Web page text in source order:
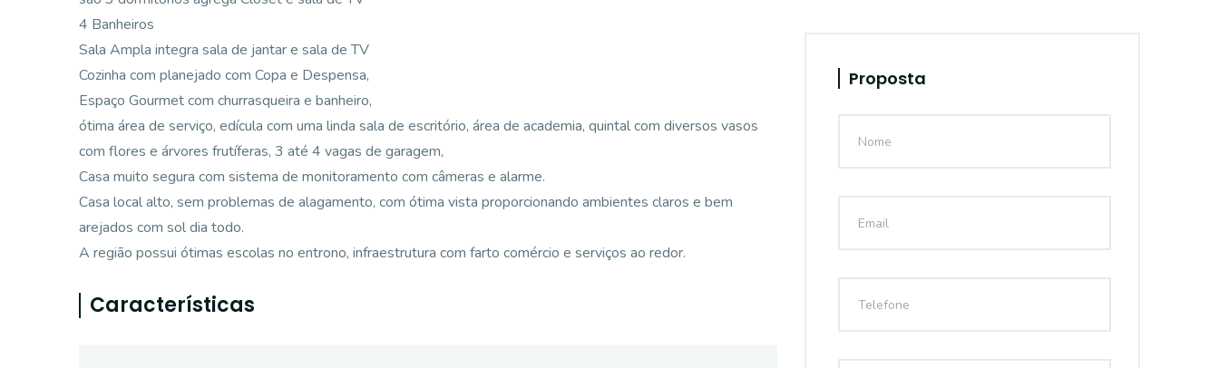
4 Banheiros
Sala Ampla integra sala de jantar e sala de TV
Cozinha com planejado com Copa e Despensa,
Espaço Gourmet com churrasqueira e banheiro,
ótima área de serviço, edícula com uma linda sala de escritório, área de academia, quintal com diversos vasos
com flores e árvores frutíferas, 3 até 4 vagas de garagem,
Casa muito segura com sistema de monitoramento com câmeras e alarme.
Casa local alto, sem problemas de alagamento, com ótima vista proporcionando ambientes claros e bem
arejados com sol dia todo.
A região possui ótimas escolas no entrono, infraestrutura com farto comércio e serviços ao redor.
Características
Proposta